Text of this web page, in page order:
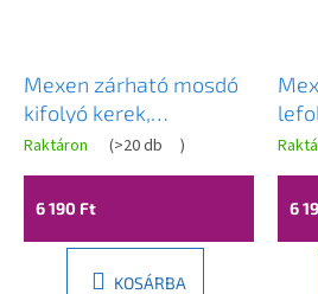
Mexen zárható mosdó
kifolyó kerek,
ClickClack, nagy dugó,
túlfolyó nélkül, Antik,
79910-30
Raktáron (>20 db )
6 190 Ft
KOSÁRBA
6